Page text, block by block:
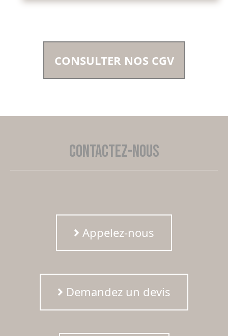
CONSULTER NOS CGV
Contactez-nous
Appelez-nous
Demandez un devis